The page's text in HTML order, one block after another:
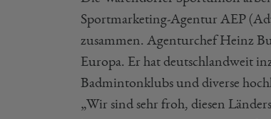
Sportmarketing-Agentur AEP
zusammen. Agenturchef Heinz
Europa. Er hat deutschlandweit
Badmintonklubs und diverse
„Wir sind sehr froh, diesen